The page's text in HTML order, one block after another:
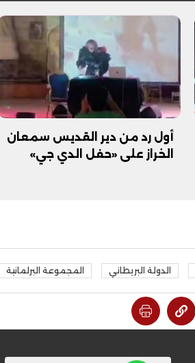
أول رد من دير القديس سمعان
الخراز على «حفل الدي جي»
الدولة البريطاني المجموعة البرلمانية